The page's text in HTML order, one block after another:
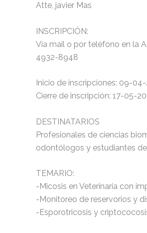
Atte, javier Mas
INSCRIPCIÓN:
Vía mail o por teléfono en la
4932-8948
Inicio de inscripciones: 09-
Cierre de inscripción: 17-05-
DESTINATARIOS
Profesionales de ciencias
odontólogos y estudiantes
TEMARIO:
-Micosis en Veterinaria con
-Monitoreo de reservorios y
-Esporotricosis y